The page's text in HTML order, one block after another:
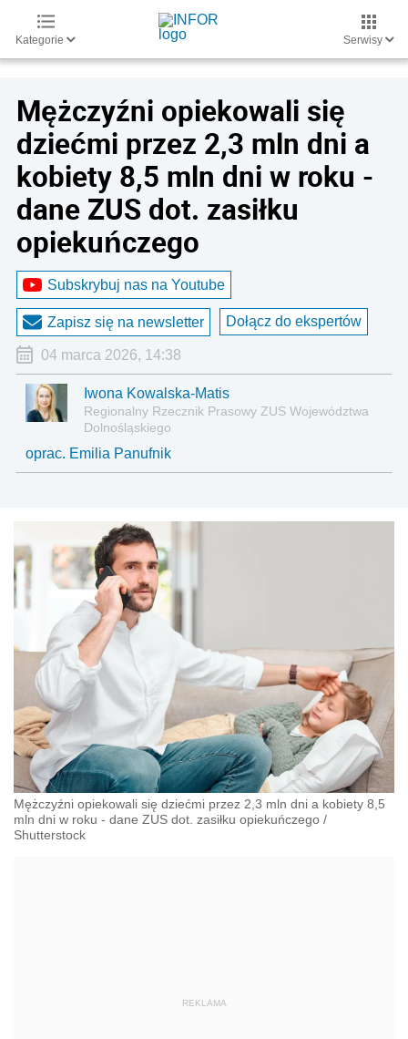
Kategorie Serwisy
Mężczyźni opiekowali się
dziećmi przez 2,3 mln dni a
kobiety 8,5 mln dni w roku -
dane ZUS dot. zasiłku
opiekuńczego
Subskrybuj nas na Youtube
Zapisz się na newsletter Dołącz do ekspertów
04 marca 2026, 14:38
Iwona Kowalska-Matis
Regionalny Rzecznik Prasowy ZUS Województwa
Dolnośląskiego
oprac. Emilia Panufnik
Mężczyźni opiekowali się dziećmi przez 2,3 mln dni a kobiety 8,5
mln dni w roku - dane ZUS dot. zasiłku opiekuńczego /
Shutterstock